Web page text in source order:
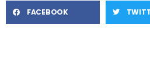
FACEBOOK